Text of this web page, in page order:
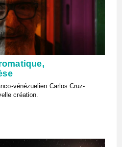
vénézuelien Carlos Cruz-
création.